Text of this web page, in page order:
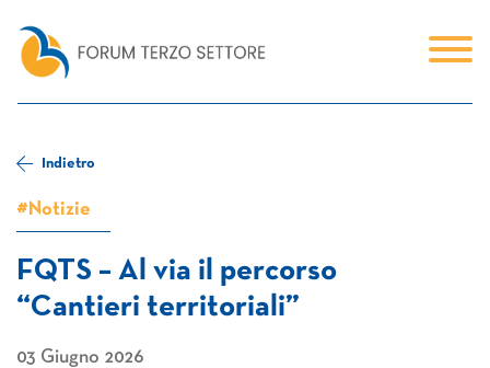
Indietro
#Notizie
FQTS – Al via il percorso
“Cantieri territoriali”
03 Giugno 2026